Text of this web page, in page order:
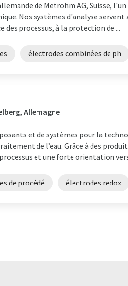
de Metrohm AG, Suisse, l'un
Nos systèmes d'analyse servent
des processus, à la protection de ...
électrodes combinées de ph
Allemagne
et de systèmes pour la
de l’eau. Grâce à des
et une forte orientation
de procédé électrodes redox